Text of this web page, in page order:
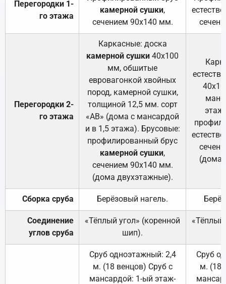
Перегородки 1-
го этажа
камерной сушки,
сечением 90х140 мм.
Перегородки 2-
го этажа
Каркасные: доска
камерной сушки 40х100
мм, обшитые
евровагонкой хвойных
пород, камерной сушки,
толщиной 12,5 мм. сорт
«АВ» (дома с мансардой
и в 1,5 этажа). Брусовые:
профилированный брус
камерной сушки,
сечением 90х140 мм.
(дома двухэтажные).
(дома
Сборка сруба Берёзовый нагель.
Соединение
углов сруба
«Тёплый угол» (коренной
шип).
«Тёплый
Сруб одноэтажный: 2,4
м. (18 венцов) Сруб с
мансардой: 1-ый этаж-
Сруб
м. (18